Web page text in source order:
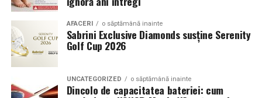
Echilibrul dintre estetica si utilizare reala
Un aspect specific evenimentelor auto din Cluj este
prezenta multor masini care nu sunt doar proiecte de
show, ci si vehicule utilizate zilnic. Proprietarii acestora
cauta solutii care sa le permita sa participe la
AFACERI o săptămână inainte
Sabrini Exclusive Diamonds susține Serenity
Golf Cup 2026
UNCATEGORIZED o săptămână inainte
Dincolo de capacitatea bateriei: cum